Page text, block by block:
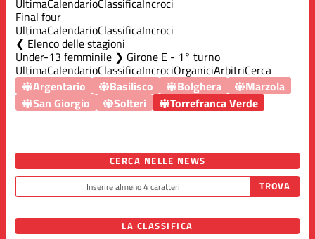
Final four
UltimaCalendarioClassificaIncroci
Elenco delle stagioni
Under-13 femminile ❯ Girone E - 1° turno
UltimaCalendarioClassificaIncrociOrganiciArbitriCerca
Argentario
Basilisco Bolghera
Marzola
San Giorgio
Solteri Torrefranca Verde
CERCA NELLE NEWS
LA CLASSIFICA